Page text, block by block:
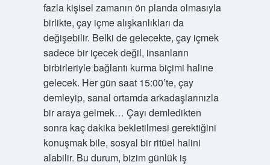
fazla kişisel zamanın ön planda olmasıyla
birlikte, çay içme alışkanlıkları da
değişebilir. Belki de gelecekte, çay içmek
sadece bir içecek değil, insanların
birbirleriyle bağlantı kurma biçimi haline
gelecek. Her gün saat 15:00’te, çay
demleyip, sanal ortamda arkadaşlarınızla
bir araya gelmek… Çayı demledikten
sonra kaç dakika bekletilmesi gerektiğini
konuşmak bile, sosyal bir ritüel halini
alabilir. Bu durum, bizim günlük iş